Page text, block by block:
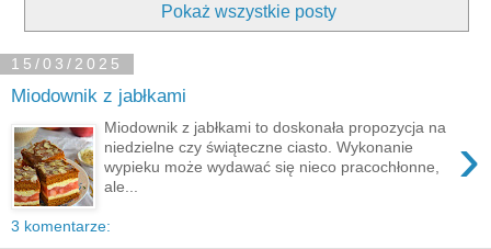
Pokaż wszystkie posty
15/03/2025
Miodownik z jabłkami
›
Miodownik z jabłkami to doskonała propozycja na
niedzielne czy świąteczne ciasto. Wykonanie
wypieku może wydawać się nieco pracochłonne,
ale...
3 komentarze: